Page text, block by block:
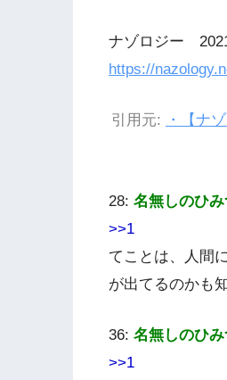
ナゾロジー
https://
引用元:
・【ナ
28: 名無しのひ
>>1
てことは、人間
が出てるのかも
36: 名無しのひ
>>1